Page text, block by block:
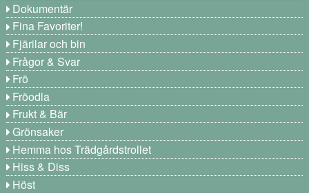
Dokumentär
Fina Favoriter!
Fjärilar och bin
Frågor & Svar
Frö
Fröodla
Frukt & Bär
Grönsaker
Hemma hos Trädgårdstrollet
Hiss & Diss
Höst